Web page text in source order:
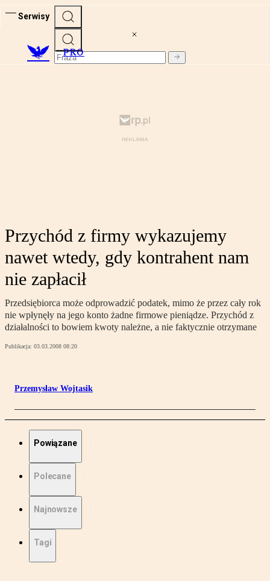
Serwisy
PRO
Przychód z firmy wykazujemy
nawet wtedy, gdy kontrahent nam
nie zapłacił
Przedsiębiorca może odprowadzić podatek, mimo że przez cały rok
nie wpłynęły na jego konto żadne firmowe pieniądze. Przychód z
działalności to bowiem kwoty należne, a nie faktycznie otrzymane
Publikacja: 03.03.2008 08:20
Przemysław Wojtasik
Powiązane
Polecane
Najnowsze
Tagi